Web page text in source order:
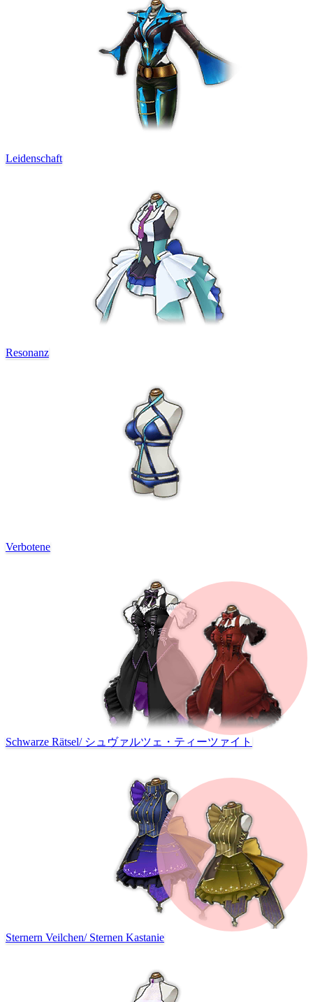
Leidenschaft
Resonanz
Verbotene
Schwarze Rätsel/ シュヴァルツェ・ティーツァイト
Sternern Veilchen/ Sternen Kastanie